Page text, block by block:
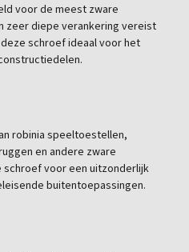
voor de meest zware
zeer diepe verankering vereist
schroef ideaal voor het
robinia speeltoestellen,
en andere zware
schroef voor een uitzonderlijk
buitentoepassingen.